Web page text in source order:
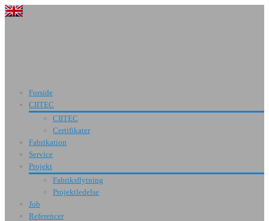
Forside
CIITEC
CIITEC
Certifikater
Fabrikation
Service
Projekt
Fabriksflytning
Projektledelse
Job
Referencer